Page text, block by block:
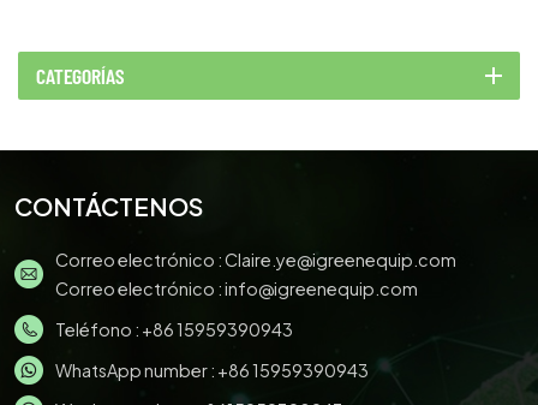
CATEGORÍAS
CONTÁCTENOS
Correo electrónico :Claire.ye@igreenequip.com
Correo electrónico :info@igreenequip.com
Teléfono : +86 15959390943
WhatsApp number : +86 15959390943